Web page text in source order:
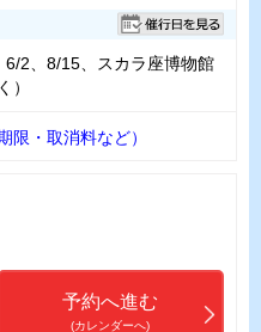
2、8/15、スカラ座博物館
）
限・取消料など）
予約へ進む
(カレンダーへ)